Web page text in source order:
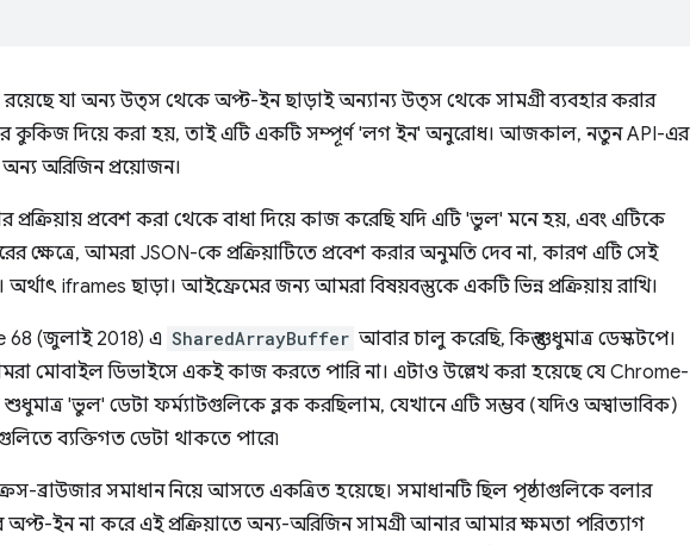
যা অন্য উত্স থেকে অপ্ট-ইন ছাড়াই অন্যান্য উত্স থেকে সামগ্রী ব্যবহার করার
কুকিজ দিয়ে করা হয়, তাই এটি একটি সম্পূর্ণ 'লগ ইন' অনুরোধ। আজকাল, নতুন API-এর
অরিজিন প্রয়োজন।
প্রবেশ করা থেকে বাধা দিয়ে কাজ করেছি যদি এটি 'ভুল' মনে হয়, এবং এটিকে
ক্ষেত্রে, আমরা JSON-কে প্রক্রিয়াটিতে প্রবেশ করার অনুমতি দেব না, কারণ এটি সেই
iframes ছাড়া। আইফ্রেমের জন্য আমরা বিষয়বস্তুকে একটি ভিন্ন প্রক্রিয়ায় রাখি।
68 (জুলাই 2018) এ SharedArrayBuffer আবার চালু করেছি, কিন্তু শুধুমাত্র ডেস্কটপে।
মোবাইল ডিভাইসে একই কাজ করতে পারি না। এটাও উল্লেখ করা হয়েছে যে Chrome-
'ভুল' ডেটা ফর্ম্যাটগুলিকে ব্লক করছিলাম, যেখানে এটি সম্ভব (যদিও অস্বাভাবিক)
ব্যক্তিগত ডেটা থাকতে পারে৷
ব্রাউজার সমাধান নিয়ে আসতে একত্রিত হয়েছে। সমাধানটি ছিল পৃষ্ঠাগুলিকে বলার
ইন না করে এই প্রক্রিয়াতে অন্য-অরিজিন সামগ্রী আনার আমার ক্ষমতা পরিত্যাগ